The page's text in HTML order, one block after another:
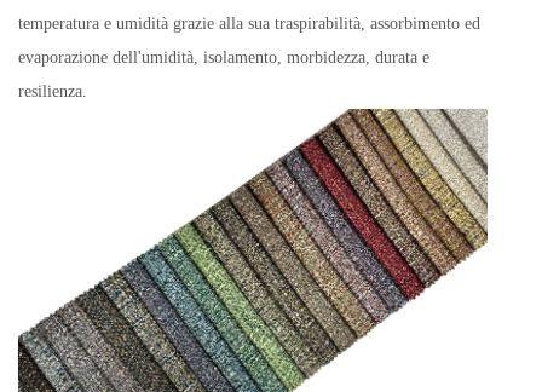
temperatura e umidità grazie alla sua traspirabilità, assorbimento ed
evaporazione dell'umidità, isolamento, morbidezza, durata e
resilienza.